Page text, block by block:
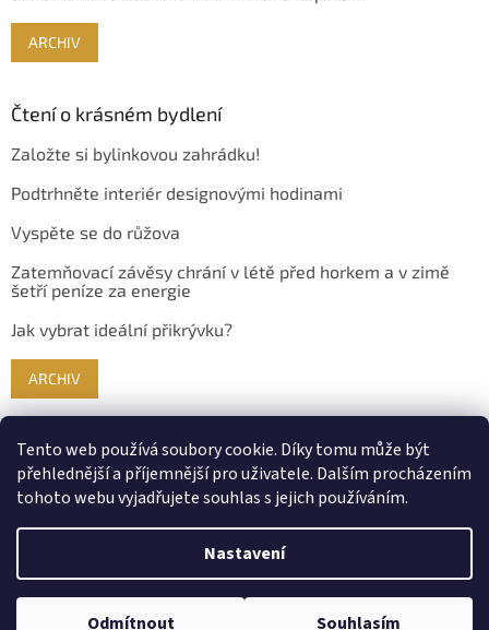
Tento web používá soubory cookie. Díky tomu může být
přehlednější a příjemnější pro uživatele. Dalším procházením
tohoto webu vyjadřujete souhlas s jejich používáním.
Nastavení
Odmítnout Souhlasím
ARCHIV
Čtení o krásném bydlení
Založte si bylinkovou zahrádku!
Podtrhněte interiér designovými hodinami
Vyspěte se do růžova
Zatemňovací závěsy chrání v létě před horkem a v zimě
šetří peníze za energie
Jak vybrat ideální přikrývku?
ARCHIV
Vytvořil Shoptet
Copyright 2026Bydlimekrasne.cz . Všechna práva vyhrazena.